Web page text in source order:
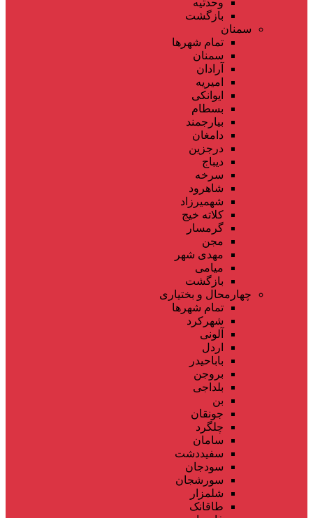
بازگشت
سمنان
تمام شهر‌ها
سمنان
آرادان
امیریه
ایوانکی
بسطام
بیارجمند
دامغان
درجزین
دیباج
سرخه
شاهرود
شهمیرزاد
کلاته خیج
گرمسار
مجن
مهدی شهر
میامی
بازگشت
چهارمحال و بختیاری
تمام شهر‌ها
شهرکرد
آلونی
اردل
باباحیدر
بروجن
بلداجی
بن
جونقان
چلگرد
سامان
سفیددشت
سودجان
سورشجان
شلمزار
طاقانک